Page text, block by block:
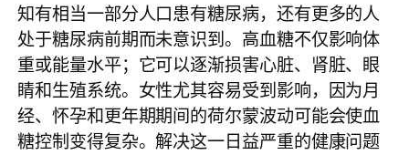
知有相当一部分人口患有糖尿病，还有更多的人
处于糖尿病前期而未意识到。高血糖不仅影响体
重或能量水平；它可以逐渐损害心脏、肾脏、眼
睛和生殖系统。女性尤其容易受到影响，因为月
经、怀孕和更年期期间的荷尔蒙波动可能会使血
糖控制变得复杂。解决这一日益严重的健康问题